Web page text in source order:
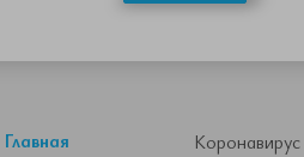
Главная
Коронавирус